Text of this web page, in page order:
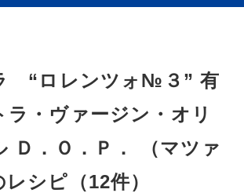
“ロレンツォ№３” 有
ラ・ヴァージン・オリ
Ｄ．Ｏ．Ｐ． （マツァ
シピ（12件）